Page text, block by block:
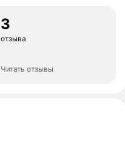
3
отзыва
Читать отзывы